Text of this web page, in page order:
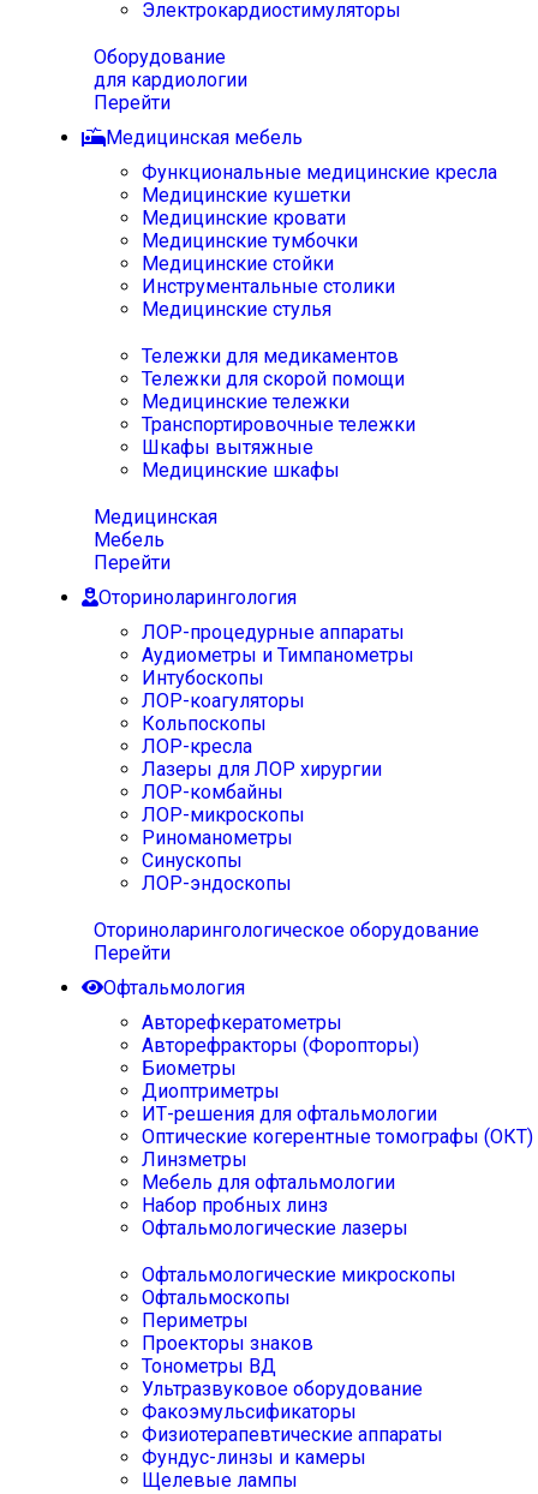
Электрокардиостимуляторы
Оборудование
для кардиологии
Перейти
Медицинская мебель
Функциональные медицинские кресла
Медицинские кушетки
Медицинские кровати
Медицинские тумбочки
Медицинские стойки
Инструментальные столики
Медицинские стулья
Тележки для медикаментов
Тележки для скорой помощи
Медицинские тележки
Транспортировочные тележки
Шкафы вытяжные
Медицинские шкафы
Медицинская
Мебель
Перейти
Оториноларингология
ЛОР-процедурные аппараты
Аудиометры и Тимпанометры
Интубоскопы
ЛОР-коагуляторы
Кольпоскопы
ЛОР-кресла
Лазеры для ЛОР хирургии
ЛОР-комбайны
ЛОР-микроскопы
Риноманометры
Синускопы
ЛОР-эндоскопы
Оториноларингологическое оборудование
Перейти
Офтальмология
Авторефкератометры
Авторефракторы (Форопторы)
Биометры
Диоптриметры
ИТ-решения для офтальмологии
Оптические когерентные томографы (ОКТ)
Линзметры
Мебель для офтальмологии
Набор пробных линз
Офтальмологические лазеры
Офтальмологические микроскопы
Офтальмоскопы
Периметры
Проекторы знаков
Тонометры ВД
Ультразвуковое оборудование
Факоэмульсификаторы
Физиотерапевтические аппараты
Фундус-линзы и камеры
Щелевые лампы